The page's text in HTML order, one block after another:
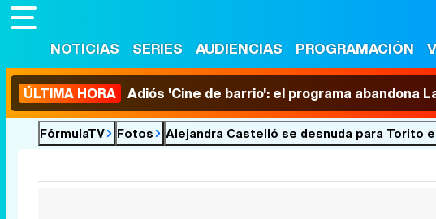
NOTICIAS SERIES AUDIENCIAS PROGRAMACIÓN
ÚLTIMA HORA Adiós 'Cine de barrio': el programa abandona
FórmulaTV Fotos Alejandra Castelló se desnuda para Torito